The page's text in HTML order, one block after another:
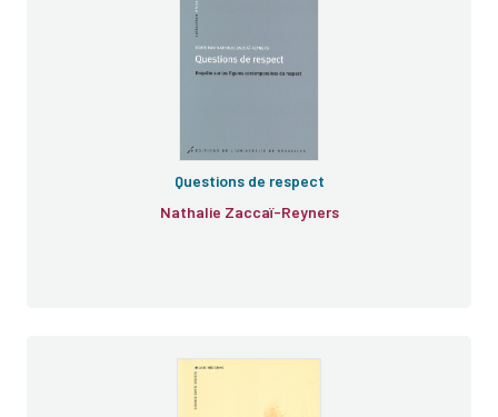
Questions de respect
Nathalie Zaccaï-Reyners